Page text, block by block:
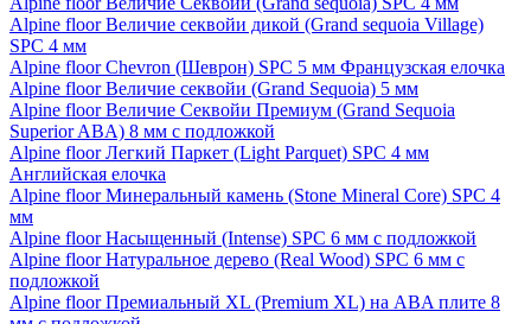
Alpine floor Величие секвойи дикой (Grand sequoia Village)
SPC 4 мм
Alpine floor Chevron (Шеврон) SPC 5 мм Французская елочка
Alpine floor Величие секвойи (Grand Sequoia) 5 мм
Alpine floor Величие Секвойи Премиум (Grand Sequoia
Superior ABA) 8 мм с подложкой
Alpine floor Легкий Паркет (Light Parquet) SPC 4 мм
Английская елочка
Alpine floor Минеральный камень (Stone Mineral Core) SPC 4
мм
Alpine floor Насыщенный (Intense) SPC 6 мм с подложкой
Alpine floor Натуральное дерево (Real Wood) SPC 6 мм с
подложкой
Alpine floor Премиальный XL (Premium XL) на ABA плите 8